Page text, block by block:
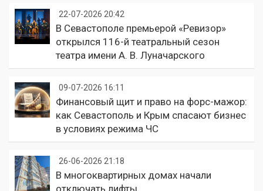
22-07-2026 20:42
В Севастополе премьерой «Ревизор»
открылся 116-й театральный сезон
театра имени А. В. Луначарского
09-07-2026 16:11
Финансовый щит и право на форс-мажор:
как Севастополь и Крым спасают бизнес
в условиях режима ЧС
26-06-2026 21:18
В многоквартирных домах начали